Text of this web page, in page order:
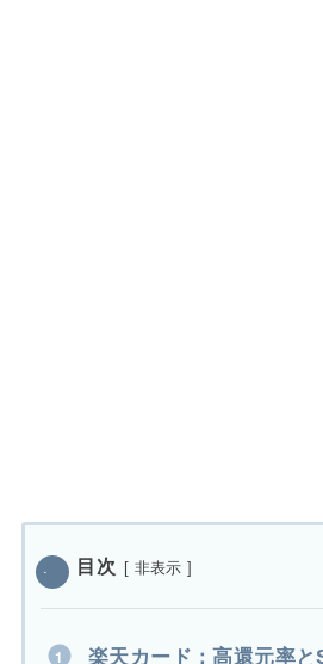
目次 [ 非表示 ]
楽天カード：高還元率と